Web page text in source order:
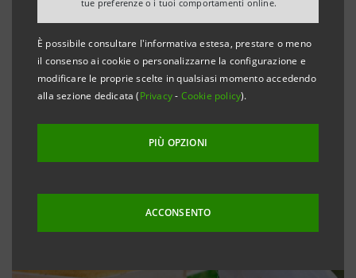
tue preferenze o i tuoi comportamenti online.
È possibile consultare l'informativa estesa, prestare o meno
il consenso ai cookie o personalizzarne la configurazione e
modificare le proprie scelte in qualsiasi momento accedendo
alla sezione dedicata (Privacy- Cookie policy).
PIÙ OPZIONI
ACCONSENTO